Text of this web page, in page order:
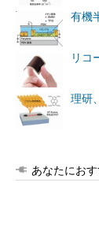
有機
リコ
理研
あなたにお